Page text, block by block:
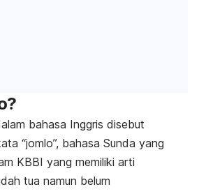
bahasa Inggris disebut
“jomlo”, bahasa Sunda yang
KBBI yang memiliki arti
tua namun belum